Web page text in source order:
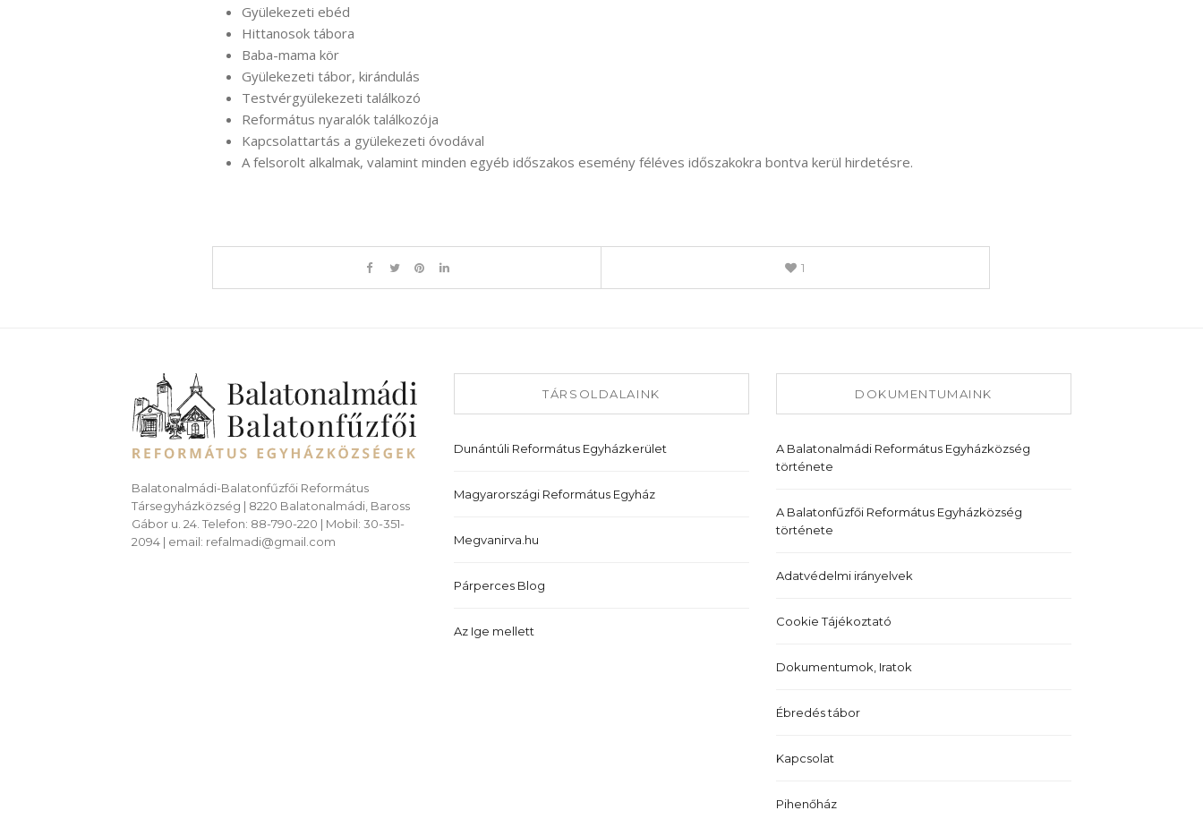
Gyülekezeti ebéd
Hittanosok tábora
Baba-mama kör
Gyülekezeti tábor, kirándulás
Testvérgyülekezeti találkozó
Református nyaralók találkozója
Kapcsolattartás a gyülekezeti óvodával
A felsorolt alkalmak, valamint minden egyéb időszakos esemény féléves időszakokra bontva kerül hirdetésre.
1
Balatonalmádi-Balatonfűzfői Református
Társegyházközség | 8220 Balatonalmádi, Baross
Gábor u. 24. Telefon: 88-790-220 | Mobil: 30-351-
2094 | email: refalmadi@gmail.com
TÁRSOLDALAINK
Dunántúli Református Egyházkerület
Magyarországi Református Egyház
Megvanirva.hu
Párperces Blog
Az Ige mellett
DOKUMENTUMAINK
A Balatonalmádi Református Egyházközség
története
A Balatonfűzfői Református Egyházközség
története
Adatvédelmi irányelvek
Cookie Tájékoztató
Dokumentumok, Iratok
Ébredés tábor
Kapcsolat
Pihenőház